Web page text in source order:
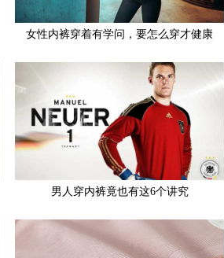
女性内裤穿着有学问，要怎么穿才健康
男人穿内裤竟也有这6个讲究